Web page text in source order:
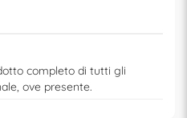
completo di tutti gli
ove presente.